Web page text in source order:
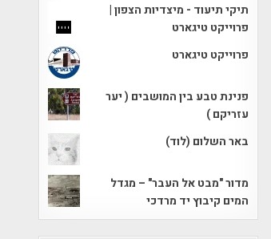
תיקי תיעוד - מיצדיות הצפון |
פרוייקט טיגארט
פרוייקט טיגארט
פנינת טבע בין המושבים ( יער
עזריקם )
באר השלום (לוד)
מדור "מבט אל העבר" – מגדל
המים קיבוץ יד מרדכי